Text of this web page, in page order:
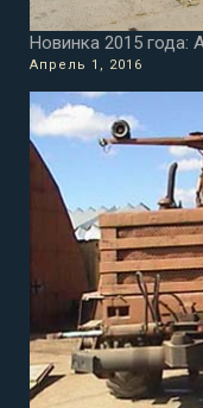
Новинка 2015 года:
Апрель 1, 2016